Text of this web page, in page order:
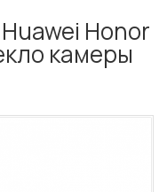
Honor
камеры